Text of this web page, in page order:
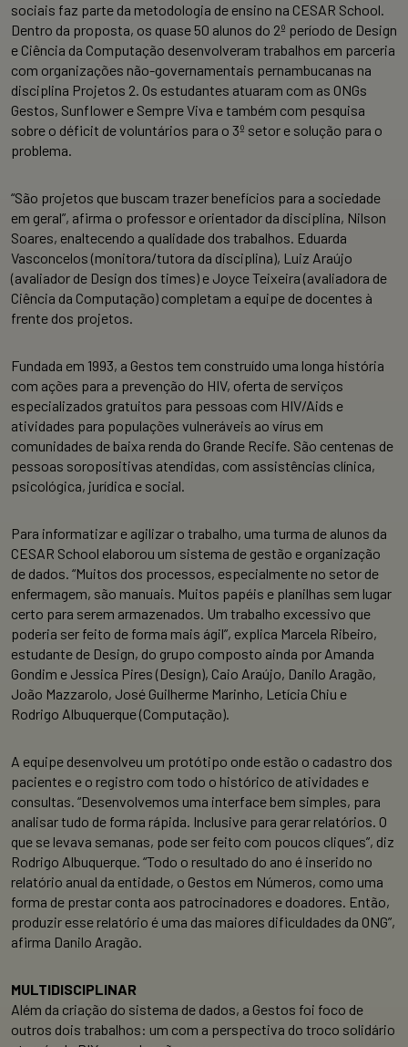
sociais faz parte da metodologia de ensino na CESAR School.
Dentro da proposta, os quase 50 alunos do 2º período de Design
e Ciência da Computação desenvolveram trabalhos em parceria
com organizações não-governamentais pernambucanas na
disciplina Projetos 2. Os estudantes atuaram com as ONGs
Gestos, Sunflower e Sempre Viva e também com pesquisa
sobre o déficit de voluntários para o 3º setor e solução para o
problema.
“São projetos que buscam trazer benefícios para a sociedade
em geral”, afirma o professor e orientador da disciplina, Nilson
Soares, enaltecendo a qualidade dos trabalhos. Eduarda
Vasconcelos (monitora/tutora da disciplina), Luiz Araújo
(avaliador de Design dos times) e Joyce Teixeira (avaliadora de
Ciência da Computação) completam a equipe de docentes à
frente dos projetos.
Fundada em 1993, a Gestos tem construído uma longa história
com ações para a prevenção do HIV, oferta de serviços
especializados gratuitos para pessoas com HIV/Aids e
atividades para populações vulneráveis ao vírus em
comunidades de baixa renda do Grande Recife. São centenas de
pessoas soropositivas atendidas, com assistências clínica,
psicológica, jurídica e social.
Para informatizar e agilizar o trabalho, uma turma de alunos da
CESAR School elaborou um sistema de gestão e organização
de dados. “Muitos dos processos, especialmente no setor de
enfermagem, são manuais. Muitos papéis e planilhas sem lugar
certo para serem armazenados. Um trabalho excessivo que
poderia ser feito de forma mais ágil”, explica Marcela Ribeiro,
estudante de Design, do grupo composto ainda por Amanda
Gondim e Jessica Pires (Design), Caio Araújo, Danilo Aragão,
João Mazzarolo, José Guilherme Marinho, Letícia Chiu e
Rodrigo Albuquerque (Computação).
A equipe desenvolveu um protótipo onde estão o cadastro dos
pacientes e o registro com todo o histórico de atividades e
consultas. “Desenvolvemos uma interface bem simples, para
analisar tudo de forma rápida. Inclusive para gerar relatórios. O
que se levava semanas, pode ser feito com poucos cliques”, diz
Rodrigo Albuquerque. “Todo o resultado do ano é inserido no
relatório anual da entidade, o Gestos em Números, como uma
forma de prestar conta aos patrocinadores e doadores. Então,
produzir esse relatório é uma das maiores dificuldades da ONG”,
afirma Danilo Aragão.
MULTIDISCIPLINAR
Além da criação do sistema de dados, a Gestos foi foco de
outros dois trabalhos: um com a perspectiva do troco solidário